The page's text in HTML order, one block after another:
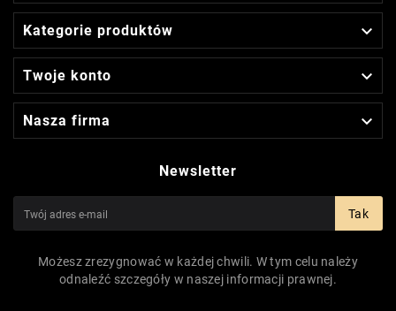
Kategorie produktów 
Twoje konto 
Nasza firma 
Newsletter
Tak
Możesz zrezygnować w każdej chwili. W tym celu należy
odnaleźć szczegóły w naszej informacji prawnej.